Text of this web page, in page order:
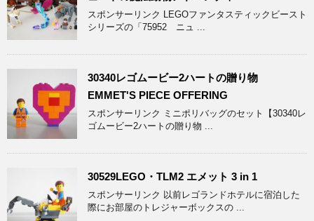
スポンサーリンク LEGOファンタスティックビースト
シリーズの「75952 ニュ ...
30340レゴムービー2ハートの贈り物
EMMET'S PIECE OFFERING
スポンサーリンク ミニポリバッグのセット【30340レ
ゴムービー2ハートの贈り物 ...
30529LEGO・TLM2 エメット 3 in 1
スポンサーリンク 以前レゴランドホテルに宿泊した
際にお部屋のトレジャーボックスの ...